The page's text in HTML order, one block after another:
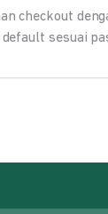
checkout
sesuai